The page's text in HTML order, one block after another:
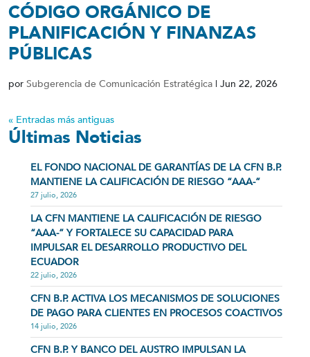
CÓDIGO ORGÁNICO DE
PLANIFICACIÓN Y FINANZAS
PÚBLICAS
por Subgerencia de Comunicación Estratégica | Jun 22, 2026
« Entradas más antiguas
Últimas Noticias
EL FONDO NACIONAL DE GARANTÍAS DE LA CFN B.P.
MANTIENE LA CALIFICACIÓN DE RIESGO “AAA-”
27 julio, 2026
LA CFN MANTIENE LA CALIFICACIÓN DE RIESGO
“AAA-” Y FORTALECE SU CAPACIDAD PARA
IMPULSAR EL DESARROLLO PRODUCTIVO DEL
ECUADOR
22 julio, 2026
CFN B.P. ACTIVA LOS MECANISMOS DE SOLUCIONES
DE PAGO PARA CLIENTES EN PROCESOS COACTIVOS
14 julio, 2026
CFN B.P. Y BANCO DEL AUSTRO IMPULSAN LA